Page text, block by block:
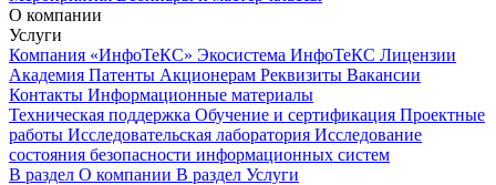
О компании
Услуги
Компания «ИнфоТеКС» Экосистема ИнфоТеКС Лицензии
Академия Патенты Акционерам Реквизиты Вакансии
Контакты Информационные материалы
Техническая поддержка Обучение и сертификация Проектные
работы Исследовательская лаборатория Исследование
состояния безопасности информационных систем
В раздел О компании В раздел Услуги